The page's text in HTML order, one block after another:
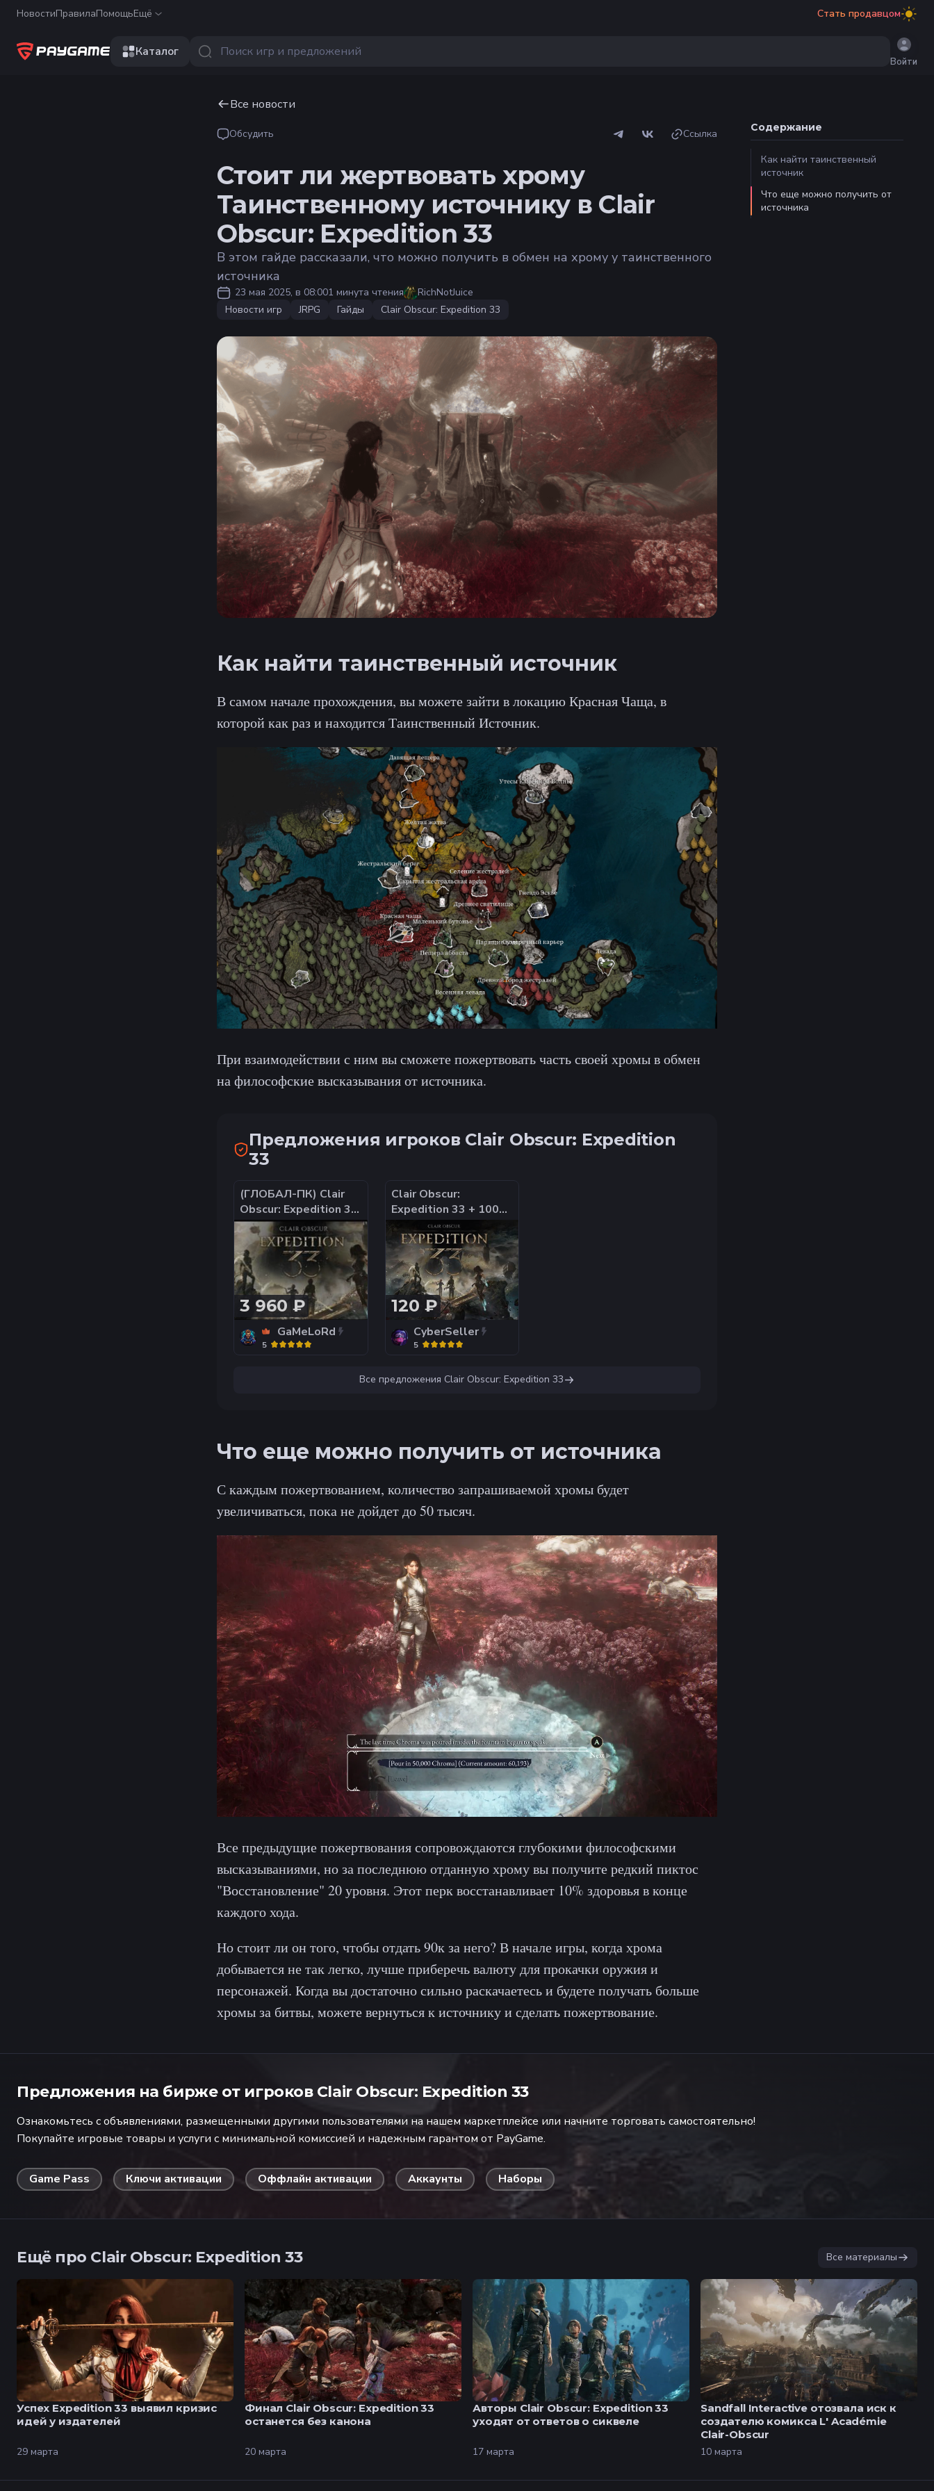
НовостиПравилаПомощьЕщё Стать продавцом
Каталог
Войти
Все новости
Обсудить Ссылка
Стоит ли жертвовать хрому
Таинственному источнику в Clair
Obscur: Expedition 33
В этом гайде рассказали, что можно получить в обмен на хрому у таинственного
источника
23 мая 2025, в 08:001 минута чтения
RichNotJuice
Новости игр
JRPG Гайды Clair Obscur: Expedition 33
Как найти таинственный источник
В самом начале прохождения, вы можете зайти в локацию Красная Чаща, в
которой как раз и находится Таинственный Источник.
При взаимодействии с ним вы сможете пожертвовать часть своей хромы в обмен
на философские высказывания от источника.
Предложения игроков Clair Obscur: Expedition
33
(ГЛОБАЛ-ПК) Clair
Obscur: Expedition 33
[Deluxe Edition] |
ключ активации |
НЕДОРОГО
3 960 ₽
GaMeLoRd
5
Clair Obscur:
Expedition 33 + 1000
ИГР - Оффлайн
Аккаунт Steam
120 ₽
CyberSeller
5
Все предложения Clair Obscur: Expedition 33
Что еще можно получить от источника
С каждым пожертвованием, количество запрашиваемой хромы будет
увеличиваться, пока не дойдет до 50 тысяч.
Все предыдущие пожертвования сопровождаются глубокими философскими
высказываниями, но за последнюю отданную хрому вы получите редкий пиктос
"Восстановление" 20 уровня. Этот перк восстанавливает 10% здоровья в конце
каждого хода.
Но стоит ли он того, чтобы отдать 90к за него? В начале игры, когда хрома
добывается не так легко, лучше приберечь валюту для прокачки оружия и
персонажей. Когда вы достаточно сильно раскачаетесь и будете получать больше
хромы за битвы, можете вернуться к источнику и сделать пожертвование.
Содержание
Как найти таинственный
источник
Что еще можно получить от
источника
Предложения на бирже от игроков Clair Obscur: Expedition 33
Ознакомьтесь с объявлениями, размещенными другими пользователями на нашем маркетплейсе или начните торговать самостоятельно!
Покупайте игровые товары и услуги с минимальной комиссией и надежным гарантом от PayGame.
Game Pass Ключи активации Оффлайн активации Аккаунты Наборы
Ещё про Clair Obscur: Expedition 33 Все материалы
Успех Expedition 33 выявил кризис
идей у издателей
29 марта
Финал Clair Obscur: Expedition 33
останется без канона
20 марта
Авторы Clair Obscur: Expedition 33
уходят от ответов о сиквеле
17 марта
Sandfall Interactive отозвала иск к
создателю комикса L' Académie
Clair-Obscur
10 марта